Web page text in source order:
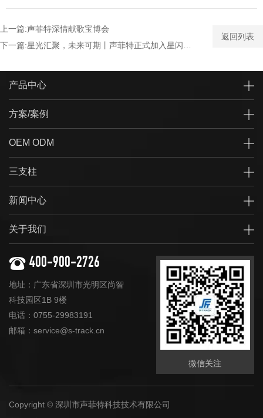
上一篇:声菲特深情献歌宝博会
返回列表
产品中心
方案/案例
OEM ODM
三支柱
新闻中心
关于我们
400-900-2726
地址：广东省深圳市光明区尚智
科技园区1B 9楼
电话：0755-29983191
邮箱：service@s-track.cn
微信关注
Copyright © 深圳市声菲特科技技术有限公司